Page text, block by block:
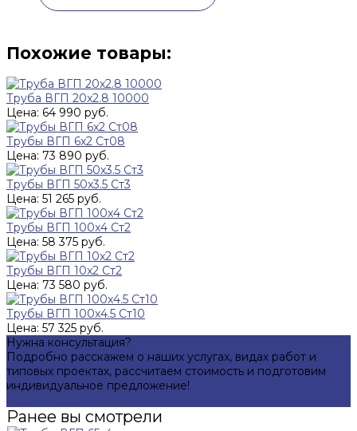
Похожие товары:
Труба ВГП 20x2.8 10000
Цена: 64 990 руб.
Трубы ВГП 6x2 Ст08
Цена: 73 890 руб.
Трубы ВГП 50x3.5 Ст3
Цена: 51 265 руб.
Трубы ВГП 100x4 Ст2
Цена: 58 375 руб.
Трубы ВГП 10x2 Ст2
Цена: 73 580 руб.
Трубы ВГП 100x4.5 Ст10
Цена: 57 325 руб.
Нужна консультация?
Подробно расскажем о наших услугах, видах работ и
типовых проектах, рассчитаем стоимость и подготовим
индивидуальное предложение!
Ранее вы смотрели